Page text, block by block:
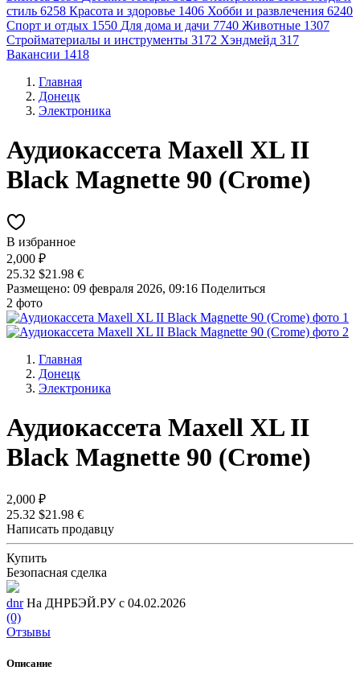
стиль 6258 Красота и здоровье 1406 Хобби и развлечения 6240
Спорт и отдых 1550 Для дома и дачи 7740 Животные 1307
Стройматериалы и инструменты 3172 Хэндмейд 317
Вакансии 1418
Главная
Донецк
Электроника
Аудиокассета Maxell XL II
Black Magnette 90 (Crome)
В избранное
2,000 ₽
25.32 $21.98 €
Размещено: 09 февраля 2026, 09:16 Поделиться
2 фото
Главная
Донецк
Электроника
Аудиокассета Maxell XL II
Black Magnette 90 (Crome)
2,000 ₽
25.32 $21.98 €
Написать продавцу
Купить
Безопасная сделка
dnr На ДНРБЭЙ.РУ с 04.02.2026
(0)
Отзывы
Описание